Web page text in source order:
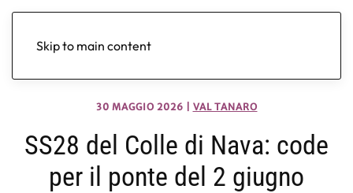
Skip to main content
30 MAGGIO 2026 VAL TANARO
SS28 del Colle di Nava: code
per il ponte del 2 giugno